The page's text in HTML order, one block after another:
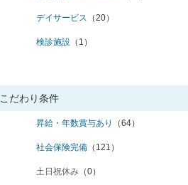
デイサービス （20）
検診施設 （1）
こだわり条件
昇給・年数賞与あり （64）
社会保険完備 （121）
土日祝休み （0）